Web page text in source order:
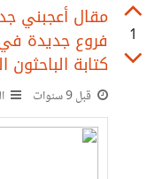
1
مقال أعجبني
فروع جديدة
كتابة الباحثون
قبل 9 سنوات